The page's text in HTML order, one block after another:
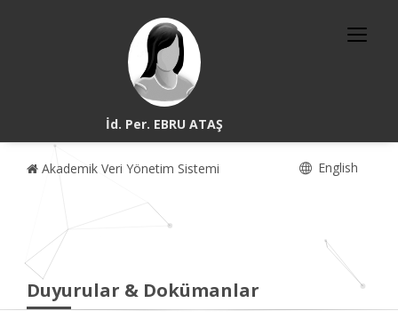
İd. Per. EBRU ATAŞ
Akademik Veri Yönetim Sistemi English
Duyurular & Dokümanlar